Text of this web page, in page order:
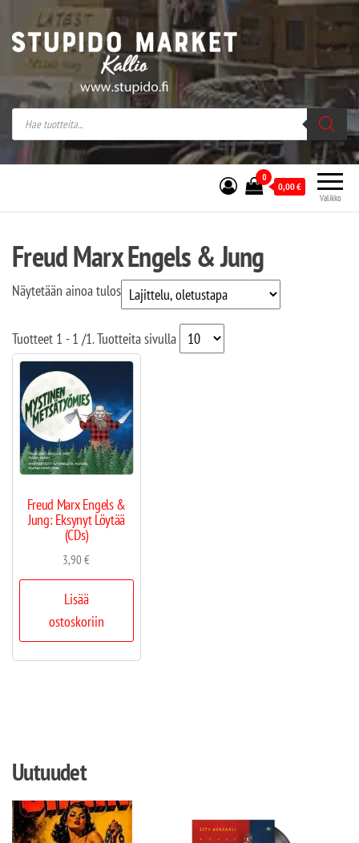
Stupido Market – verkossa ja kivijalassa
Stupido Market on vaihtoehtomusaan
erikoistunut verkko- sekä
kivijalkakauppa Helsingissä Kallion
sydämessä.
Valikko
0
0,00€
Freud Marx Engels & Jung
Näytetään ainoa tulos
Tuotteet 1 - 1 /1. Tuotteita sivulla
Freud Marx Engels &
Jung: Eksynyt Löytää
(CDs)
3,90€
Lisää
ostoskoriin
Uutuudet